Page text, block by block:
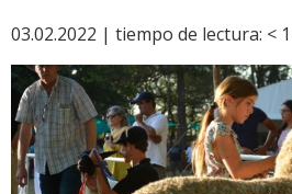
03.02.2022 | tiempo de lectura: < 1